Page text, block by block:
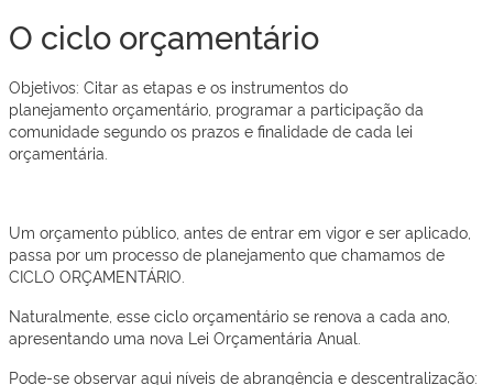
O ciclo orçamentário
Objetivos: Citar as etapas e os instrumentos do
planejamento orçamentário, programar a participação da
comunidade segundo os prazos e finalidade de cada lei
orçamentária.
Um orçamento público, antes de entrar em vigor e ser aplicado,
passa por um processo de planejamento que chamamos de
CICLO ORÇAMENTÁRIO.
Naturalmente, esse ciclo orçamentário se renova a cada ano,
apresentando uma nova Lei Orçamentária Anual.
Pode-se observar aqui níveis de abrangência e descentralização: